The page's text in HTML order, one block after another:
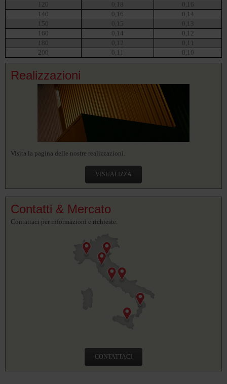
120
0,18
0,16
140
0,16
0,14
150
0,15
0,13
160
0,14
0,12
180
0,12
0,11
200
0,11 0,10
Realizzazioni
Visita la pagina delle nostre realizzazioni.
VISUALIZZA
Contatti & Mercato
Contattaci per informazioni e richieste.
CONTATTACI